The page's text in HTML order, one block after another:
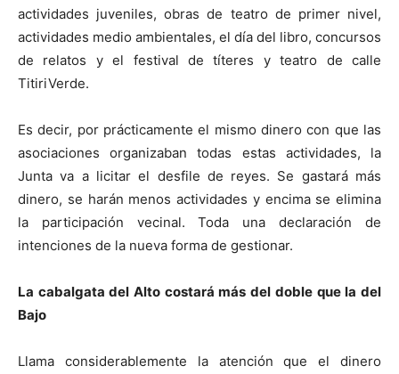
actividades juveniles, obras de teatro de primer nivel,
actividades medio ambientales, el día del libro, concursos
de relatos y el festival de títeres y teatro de calle
TitiriVerde.
Es decir, por prácticamente el mismo dinero con que las
asociaciones organizaban todas estas actividades, la
Junta va a licitar el desfile de reyes. Se gastará más
dinero, se harán menos actividades y encima se elimina
la participación vecinal. Toda una declaración de
intenciones de la nueva forma de gestionar.
La cabalgata del Alto costará más del doble que la del
Bajo
Llama considerablemente la atención que el dinero